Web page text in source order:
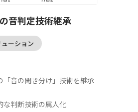
音判定技術継承
ーション
「音の聞き分け」技術を継承
な判断技術の属人化